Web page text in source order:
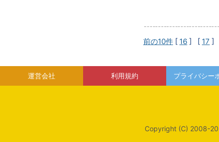
前の10件 [ 16 ] [ 17 ]
運営会社 利用規約 プライバシー
Copyright (C) 2008-